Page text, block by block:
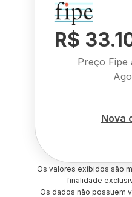
R$
Preço Fipe
Nova
Os valores exibidos são
finalidade
Os dados não possuem